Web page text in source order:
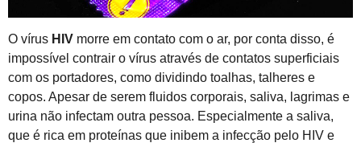
O vírus HIV morre em contato com o ar, por conta disso, é
impossível contrair o vírus através de contatos superficiais
com os portadores, como dividindo toalhas, talheres e
copos. Apesar de serem fluidos corporais, saliva, lagrimas e
urina não infectam outra pessoa. Especialmente a saliva,
que é rica em proteínas que inibem a infecção pelo HIV e